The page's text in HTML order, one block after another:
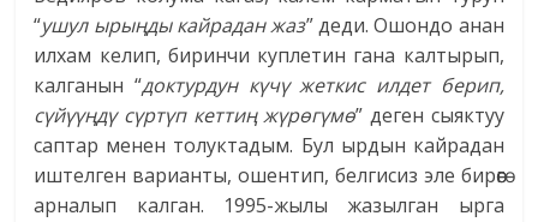
“ушул ырыңды кайрадан жаз” деди. Ошондо анан
илхам келип, биринчи куплетин гана калтырып,
калганын “доктурдун күчү жеткис илдет берип,
сүйүүңдү сүртүп кеттиң жүрөгүмө” деген сыяктуу
саптар менен толуктадым. Бул ырдын кайрадан
иштелген варианты, ошентип, белгисиз эле бирөөгө
арналып калган. 1995-жылы жазылган ырга